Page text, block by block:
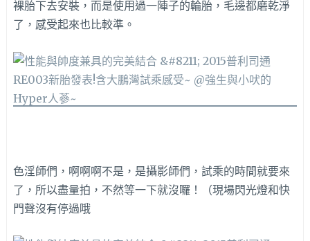
裸胎下去安裝，而是使用過一陣子的輪胎，毛邊都磨乾淨
了，感受起來也比較準。
色淫師們，啊啊啊不是，是攝影師們，試乘的時間就要來
了，所以盡量拍，不然等一下就沒囉！（現場閃光燈和快
門聲沒有停過哦